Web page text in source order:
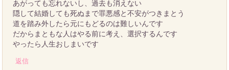
あがっても忘れないし、過去も消えない
隠して結婚しても死ぬまで罪悪感と不安がつきまとう
道を踏み外したら元にもどるのは難しいんです
だからまともな人はやる前に考え、選択するんです
やったら人生おしまいです
返信